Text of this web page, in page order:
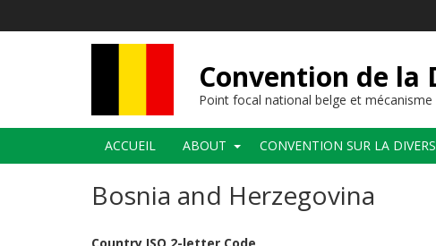
Convention de la
Point focal national belge et
Navigation
principale
ACCUEIL ABOUT CONVENTION SUR LA
Bosnia and Herzegovina